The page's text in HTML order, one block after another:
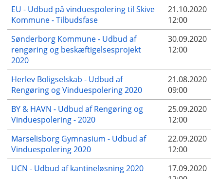
EU - Udbud på vinduespolering til Skive
Kommune - Tilbudsfase
21.10.2020
12:00
Sønderborg Kommune - Udbud af
rengøring og beskæftigelsesprojekt
2020
30.09.2020
12:00
Herlev Boligselskab - Udbud af
Rengøring og Vinduespolering 2020
21.08.2020
09:00
BY & HAVN - Udbud af Rengøring og
Vinduespolering - 2020
25.09.2020
12:00
Marselisborg Gymnasium - Udbud af
Vinduespolering 2020
22.09.2020
12:00
UCN - Udbud af kantineløsning 2020
17.09.2020